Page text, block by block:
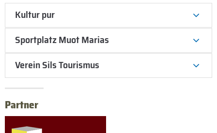
Kultur pur
Sportplatz Muot Marias
Verein Sils Tourismus
Partner